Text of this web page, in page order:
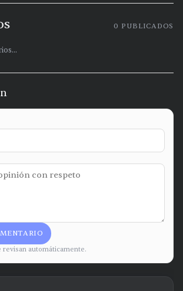
0 PUBLICADOS
revisan automáticamente.